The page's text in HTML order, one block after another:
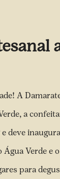
A
a
deve
Verde e
para